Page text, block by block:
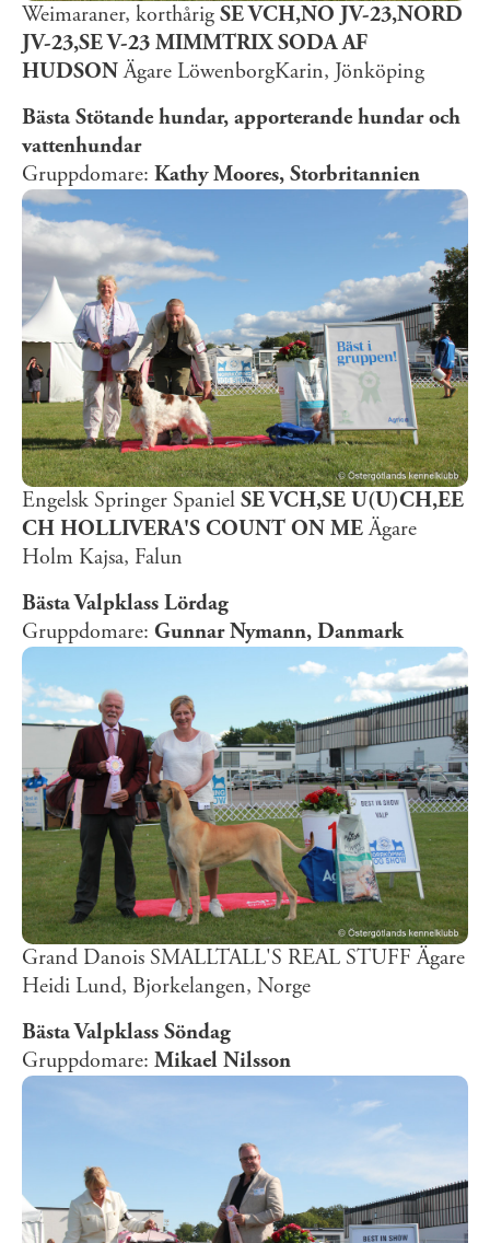
Weimaraner, korthårig SE VCH,NO JV-23,NORD
JV-23,SE V-23 MIMMTRIX SODA AF
HUDSONÄgare LöwenborgKarin, Jönköping
Bästa Stötande hundar, apporterande hundar och
vattenhundar
Gruppdomare: Kathy Moores, Storbritannien
Engelsk Springer Spaniel SE VCH,SE U(U)CH,EE
CH HOLLIVERA'S COUNT ON MEÄgare
Holm Kajsa, Falun
Bästa Valpklass Lördag
Gruppdomare: Gunnar Nymann, Danmark
Grand Danois SMALLTALL'S REAL STUFF Ägare
Heidi Lund, Bjorkelangen, Norge
Bästa Valpklass Söndag
Gruppdomare: Mikael Nilsson